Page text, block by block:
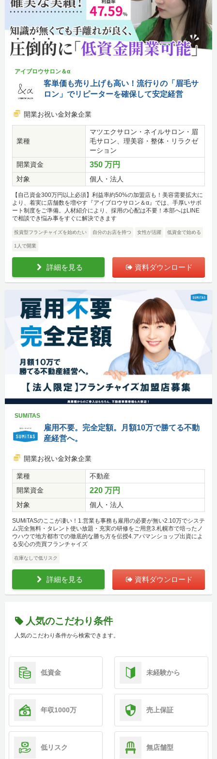
アイブロウサロン＆α
客単価も売り上げも高い！流行りの「眉毛サ
ロン」でリピーターを確保して安定経営
開業お祝い金対象企業
業種
マツエクサロン・ネイルサロン・眉
毛サロン、理美容・整体・リラクゼ
ーション
開業資金
350 万円
対象 個人・法人
【自己資金300万円以上必須】利益率約50%の加盟店も！美容需要拡大に
より、着実に店舗数を増やす『アイブロウサロン＆α』では、手厚いサポ
ート制度をご準備。人材紹介により、採用の心配は不要！本部へはLINE
で相談でき悩み事をすぐに解決できます
投資型フランチャイズを始めたい 自分のお店を持つ 女性が活躍 低資金で始める
1人で開業
詳細を見る 資料ダウンロード
SUMiTAS
雇用不要。完全定額。月額10万で勝てる不動
産経営へ。
開業お祝い金対象企業
業種
不動産
開業資金
220 万円
対象 個人・法人
SUMiTASのここが凄い！1.営業も事務も雇用の必要が無い2.10万でシステ
ム完全無料・タレント使い放題・充実の研修をご用意3.札幌市で培ったノ
ウハウで地方都市での徹底的な勝ち方を伝授4.アパマンショップ出資によ
る安心の売買フランチャイズ
在庫なしで低リスク
詳細を見る 資料ダウンロード
人気のこだわり条件
人気のこだわり条件から検索できます。
低資金 未経験から
年収1000万 売上保証
低リスク 無店舗型